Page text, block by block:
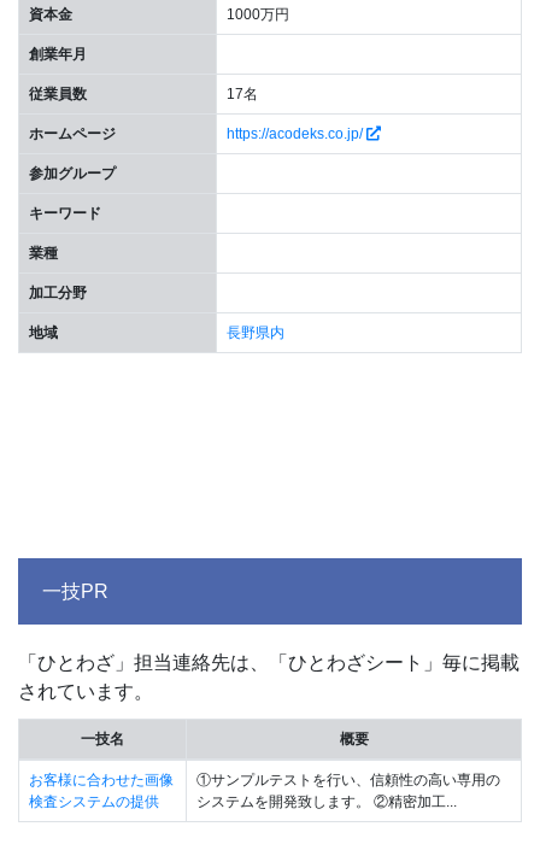
資本金 1000万円
創業年月
従業員数 17名
ホームページ https://acodeks.co.jp/
参加グループ
キーワード
業種
加工分野
地域 長野県内
一技PR
「ひとわざ」担当連絡先は、「ひとわざシート」毎に掲載
されています。
一技名 概要
お客様に合わせた画像
検査システムの提供
①サンプルテストを行い、信頼性の高い専用の
システムを開発致します。 ②精密加工...